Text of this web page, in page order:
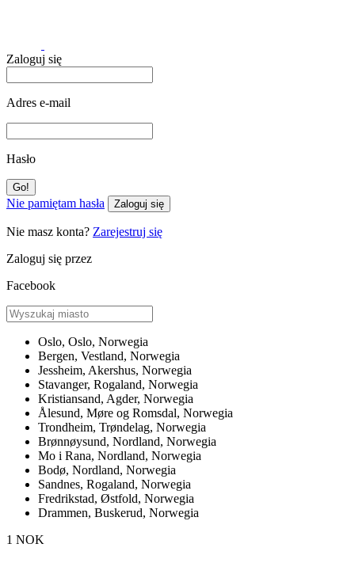
Zaloguj się
Adres e-mail
Hasło
Nie pamiętam hasła Zaloguj się
Nie masz konta? Zarejestruj się
Zaloguj się przez
Facebook
Oslo, Oslo, Norwegia
Bergen, Vestland, Norwegia
Jessheim, Akershus, Norwegia
Stavanger, Rogaland, Norwegia
Kristiansand, Agder, Norwegia
Ålesund, Møre og Romsdal, Norwegia
Trondheim, Trøndelag, Norwegia
Brønnøysund, Nordland, Norwegia
Mo i Rana, Nordland, Norwegia
Bodø, Nordland, Norwegia
Sandnes, Rogaland, Norwegia
Fredrikstad, Østfold, Norwegia
Drammen, Buskerud, Norwegia
1 NOK